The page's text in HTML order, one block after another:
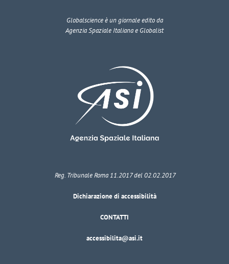
Globalscienceè un giornale edito da
Agenzia Spaziale Italiana e Globalist
Reg. Tribunale Roma 11.2017 del 02.02.2017
Dichiarazione di accessibilità
CONTATTI
accessibilita@asi.it